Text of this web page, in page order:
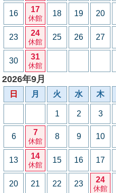
16 17
休館
18 19 20
23 24
休館
25 26 27
30 31
休館
2026年9月
日 月 火 水 木
1 2 3
6 7
休館
8 9 10
13 14
休館
15 16 17
20 21 22 23 24
休館